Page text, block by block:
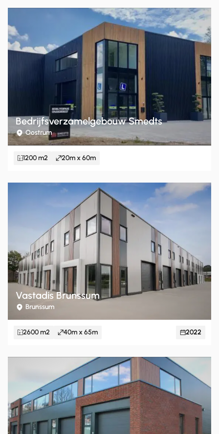
Bedrijfsverzamelgebouw Smedts
Oostrum
1200 m2 20m x 60m
Vastadis Brunssum
Brunssum
2600 m2 40m x 65m 2022